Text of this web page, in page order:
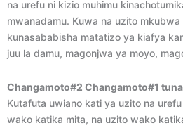
na urefu ni kizio muhimu
mwanadamu. Kuwa na uzito
kunasababisha matatizo ya kiafya
juu la damu, magonjwa ya moyo,
Changamoto#2 Changamoto#1
Kutafuta uwiano kati ya uzito na
wako katika mita, na uzito wako